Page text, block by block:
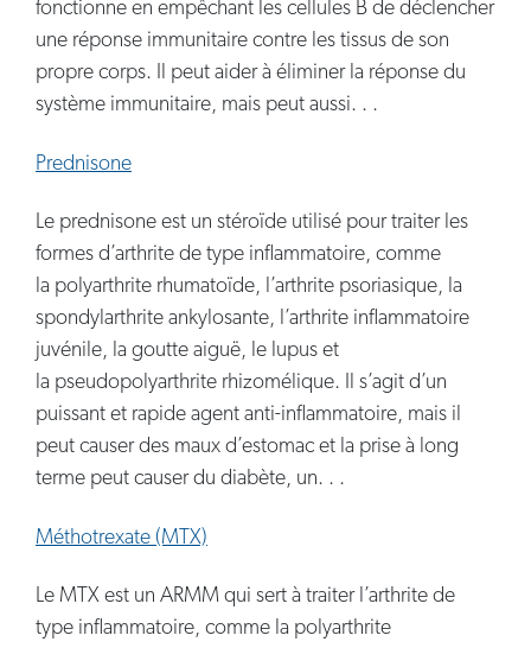
fonctionne en empêchant les cellules B de déclencher
une réponse immunitaire contre les tissus de son
propre corps. Il peut aider à éliminer la réponse du
système immunitaire, mais peut aussi. . .
Prednisone
Le prednisone est un stéroïde utilisé pour traiter les
formes d’arthrite de type inflammatoire, comme
la polyarthrite rhumatoïde, l’arthrite psoriasique, la
spondylarthrite ankylosante, l’arthrite inflammatoire
juvénile, la goutte aiguë, le lupus et
la pseudopolyarthrite rhizomélique. Il s’agit d’un
puissant et rapide agent anti-inflammatoire, mais il
peut causer des maux d’estomac et la prise à long
terme peut causer du diabète, un. . .
Méthotrexate (MTX)
Le MTX est un ARMM qui sert à traiter l’arthrite de
type inflammatoire, comme la polyarthrite